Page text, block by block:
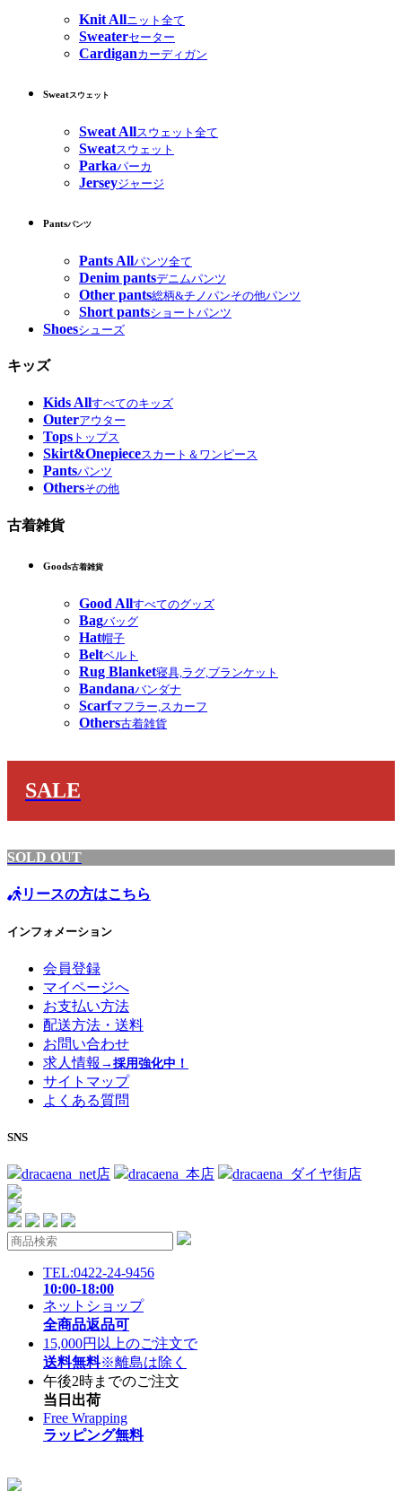
Knit Allニット全て
Sweaterセーター
Cardiganカーディガン
Sweatスウェット
Sweat Allスウェット全て
Sweatスウェット
Parkaパーカ
Jerseyジャージ
Pantsパンツ
Pants Allパンツ全て
Denim pantsデニムパンツ
Other pants総柄&チノパンその他パンツ
Short pantsショートパンツ
Shoesシューズ
キッズ
Kids Allすべてのキッズ
Outerアウター
Tops トップス
Skirt&Onepieceスカート＆ワンピース
Pantsパンツ
Othersその他
古着雑貨
Goods古着雑貨
Good Allすべてのグッズ
Bagバッグ
Hat帽子
Beltベルト
Rug Blanket寝具,ラグ,ブランケット
Bandanaバンダナ
Scarfマフラー,スカーフ
Others古着雑貨
SALE
SOLD OUT
リースの方はこちら
インフォメーション
会員登録
マイページへ
お支払い方法
配送方法・送料
お問い合わせ
求人情報 →採用強化中！
サイトマップ
よくある質問
SNS
dracaena_net店 dracaena_本店 dracaena_ダイヤ街店
TEL:0422-24-9456
10:00-18:00
ネットショップ
全商品返品可
15,000円以上のご注文で
送料無料※離島は除く
午後2時までのご注文
当日出荷
Free Wrapping
ラッピング無料